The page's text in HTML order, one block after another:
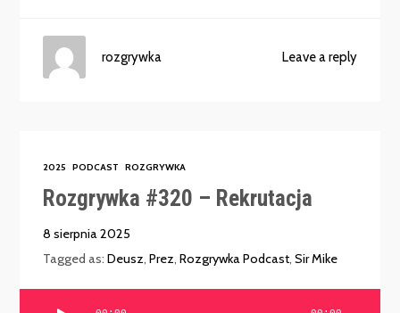
Leave a reply
rozgrywka
2025 PODCAST ROZGRYWKA
Rozgrywka #320 – Rekrutacja
8 sierpnia 2025
Tagged as:Deusz,Prez,Rozgrywka Podcast,Sir Mike